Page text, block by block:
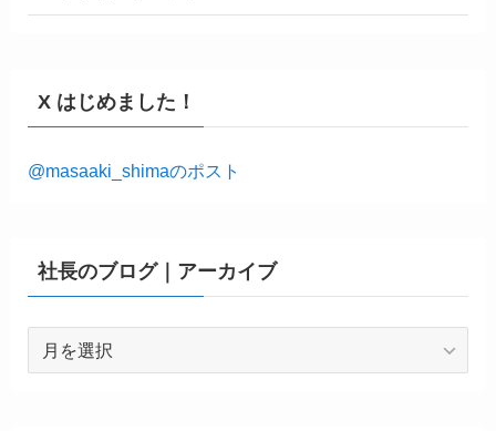
X はじめました！
@masaaki_shimaのポスト
社長のブログ｜アーカイブ